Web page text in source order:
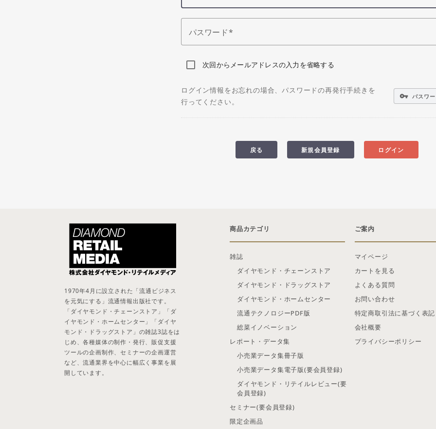
パスワード
次回からメールアドレスの入力を省略する
ログイン情報をお忘れの場合、パスワードの再発行手続きを
行ってください。
vpn_key パスワ
ログイン
新規会員登録
戻る
商品カテゴリ
雑誌
ダイヤモンド・チェーンストア
ダイヤモンド・ドラッグストア
ダイヤモンド・ホームセンター
流通テクノロジーPDF版
総菜イノベーション
レポート・データ集
小売業データ集冊子版
小売業データ集電子版(要会員登録)
ダイヤモンド・リテイルレビュー(要
会員登録)
セミナー(要会員登録)
限定企画品
ご案内
マイページ
カートを見る
よくある質問
お問い合わせ
特定商取引法に基づく表記
会社概要
プライバシーポリシー
1970年4月に設立された「流通ビジネス
を元気にする」流通情報出版社です。
「ダイヤモンド・チェーンストア」「ダ
イヤモンド・ホームセンター」「ダイヤ
モンド・ドラッグストア」の雑誌3誌をは
じめ、各種媒体の制作・発行、販促支援
ツールの企画制作、セミナーの企画運営
など、流通業界を中心に幅広く事業を展
開しています。